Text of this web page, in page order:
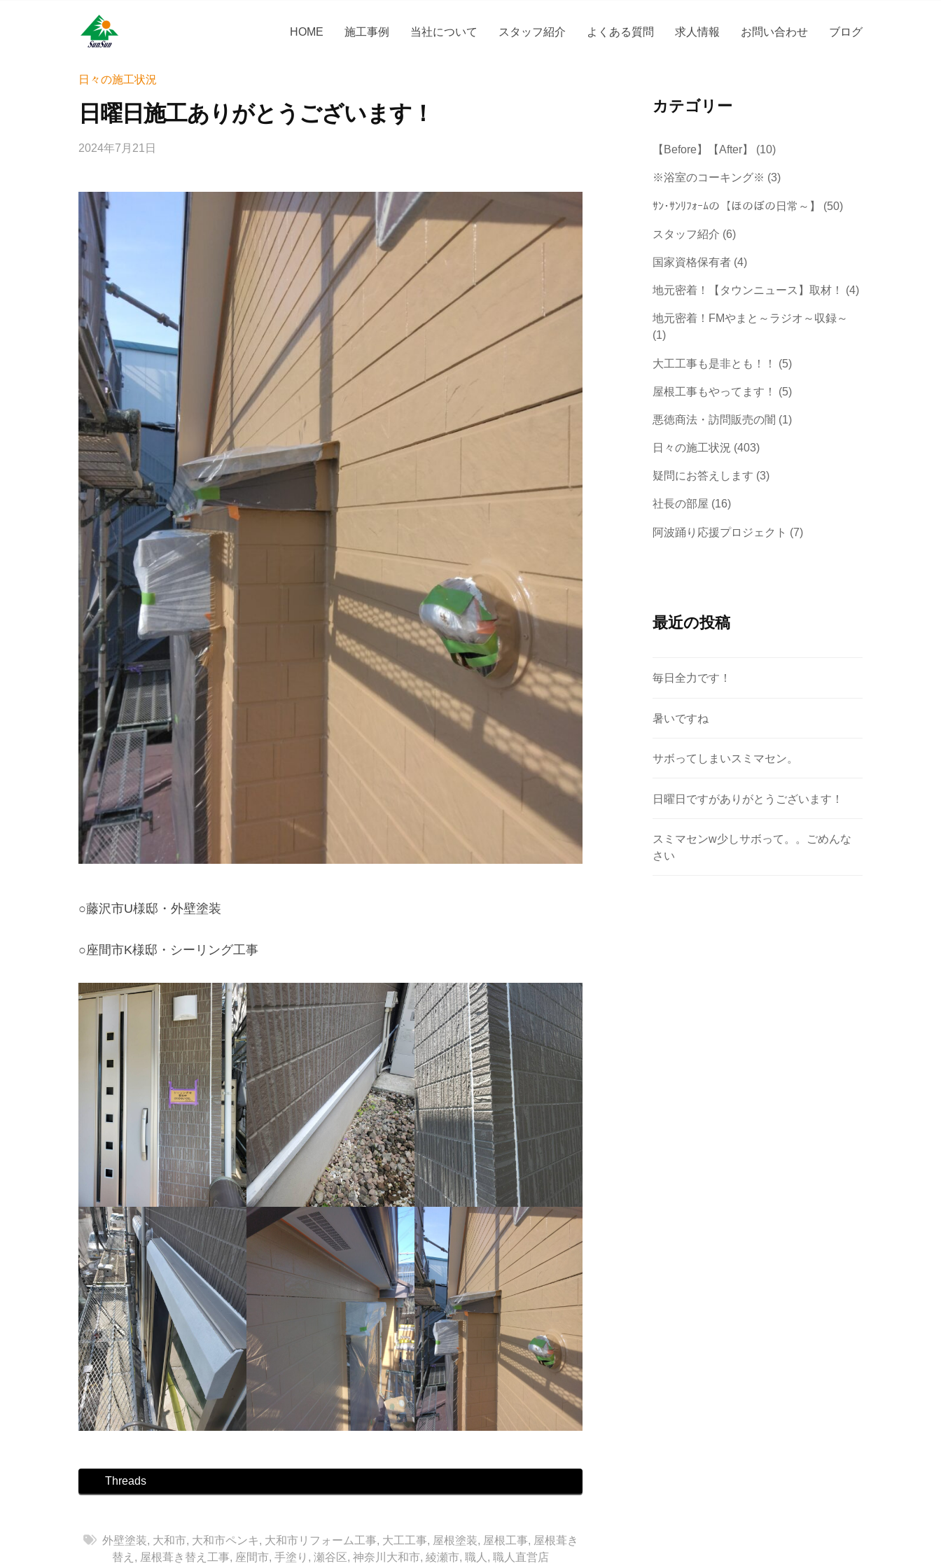
サ
・
サ
ン
ー
ム
株
式
会
社
神
川
大
市
る
壁
塗
装
門
店
HOME 施工事例 当社について スタッフ紹介 よくある質問 求人情報 お問い合わせ ブログ
日々の施工状況
日曜日施工ありがとうございます！
2024年7月21日
i
u
○藤沢市U様邸・外壁塗装
○座間市K様邸・シーリング工事
Threads
外壁塗装, 大和市, 大和市ペンキ, 大和市リフォーム工事, 大工工事, 屋根塗装, 屋根工事, 屋根葺き
替え , 屋根葺き替え工事, 座間市, 手塗り , 瀬谷区, 神奈川大和市, 綾瀬市, 職人 , 職人直営店
カテゴリー
【Before】【After】 (10)
※浴室のコーキング※ (3)
ｻﾝ･ｻﾝﾘﾌｫｰﾑの【ほのぼの日常～】 (50)
スタッフ紹介 (6)
国家資格保有者 (4)
地元密着！【タウンニュース】取材！ (4)
地元密着！FMやまと～ラジオ～収録～
(1)
大工工事も是非とも！！ (5)
屋根工事もやってます！ (5)
悪徳商法・訪問販売の闇 (1)
日々の施工状況 (403)
疑問にお答えします (3)
社長の部屋 (16)
阿波踊り応援プロジェクト (7)
最近の投稿
毎日全力です！
暑いですね
サボってしまいスミマセン。
日曜日ですがありがとうございます！
スミマセンw少しサボって。。ごめんな
さい
サ
リ
ォ
ム
式
会
社